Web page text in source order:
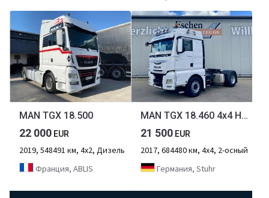
MAN TGX 18.500
22 000 EUR
2019, 548491 км, 4х2, Дизель
Франция, ABLIS
MAN TGX 18.460 4x4 H BL
21 500 EUR
2017, 684480 км, 4х4, 2-осный
Германия, Stuhr